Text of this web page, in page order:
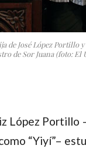
de José López Portillo
de Sor Juana (foto: El
López Portillo
“Yiyí”–